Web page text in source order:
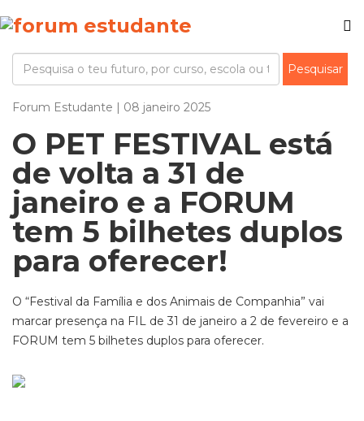
Forum Estudante | 08 janeiro 2025
O PET FESTIVAL está
de volta a 31 de
janeiro e a FORUM
tem 5 bilhetes duplos
para oferecer!
O “Festival da Família e dos Animais de Companhia” vai
marcar presença na FIL de 31 de janeiro a 2 de fevereiro e a
FORUM tem 5 bilhetes duplos para oferecer.